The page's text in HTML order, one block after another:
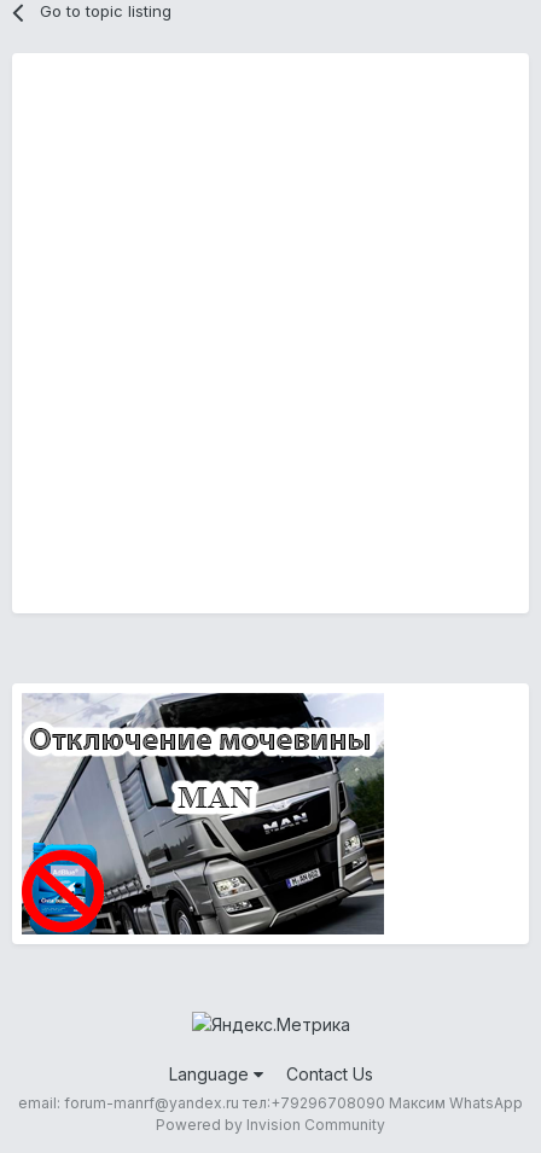
Go to topic listing
Language Contact Us
email: forum-manrf@yandex.ru тел:+79296708090 Максим WhatsApp
Powered by Invision Community